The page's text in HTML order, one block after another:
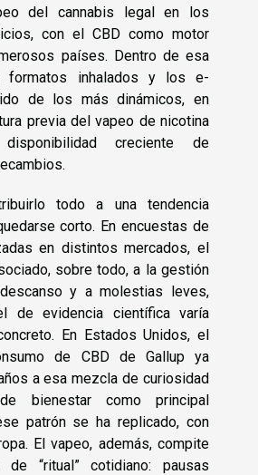
del cannabis legal en los
con el CBD como motor
países. Dentro de esa
formatos inhalados y los e-
de los más dinámicos, en
previa del vapeo de nicotina
creciente de
todo a una tendencia
corto. En encuestas de
en distintos mercados, el
sobre todo, a la gestión
y a molestias leves,
de evidencia científica varía
En Estados Unidos, el
de CBD de Gallup ya
a esa mezcla de curiosidad
bienestar como principal
patrón se ha replicado, con
El vapeo, además, compite
“ritual” cotidiano: pausas